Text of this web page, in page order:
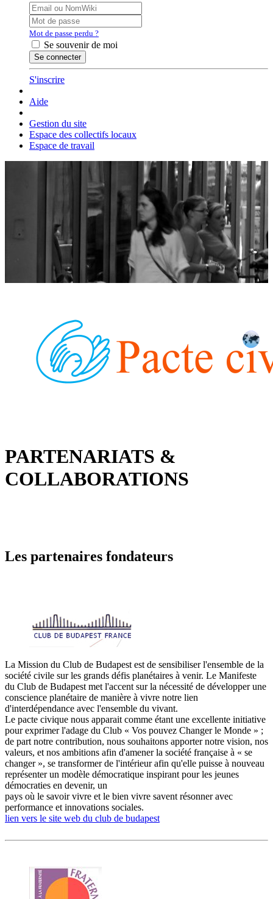
Mot de passe perdu ?
Se souvenir de moi
S'inscrire
Aide
Gestion du site
Espace des collectifs locaux
Espace de travail
PARTENARIATS &
COLLABORATIONS
Les partenaires fondateurs
La Mission du Club de Budapest est de sensibiliser l'ensemble de la
société civile sur les grands défis planétaires à venir. Le Manifeste
du Club de Budapest met l'accent sur la nécessité de développer une
conscience planétaire de manière à vivre notre lien
d'interdépendance avec l'ensemble du vivant.
Le pacte civique nous apparait comme étant une excellente initiative
pour exprimer l'adage du Club « Vos pouvez Changer le Monde » ;
de part notre contribution, nous souhaitons apporter notre vision, nos
valeurs, et nos ambitions afin d'amener la société française à « se
changer », se transformer de l'intérieur afin qu'elle puisse à nouveau
représenter un modèle démocratique inspirant pour les jeunes
démocraties en devenir, un
pays où le savoir vivre et le bien vivre savent résonner avec
performance et innovations sociales.
lien vers le site web du club de budapest